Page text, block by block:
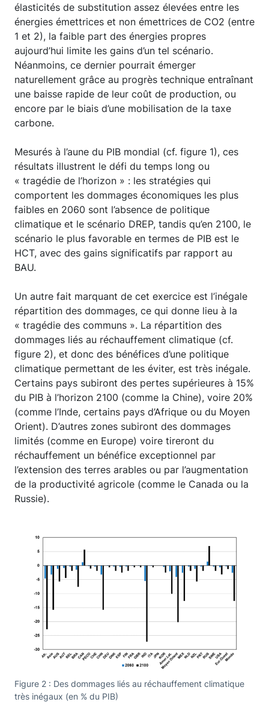
élasticités de substitution assez élevées entre les
énergies émettrices et non émettrices de CO2 (entre
1 et 2), la faible part des énergies propres
aujourd’hui limite les gains d’un tel scénario.
Néanmoins, ce dernier pourrait émerger
naturellement grâce au progrès technique entraînant
une baisse rapide de leur coût de production, ou
encore par le biais d’une mobilisation de la taxe
carbone.
Mesurés à l’aune du PIB mondial (cf. figure 1), ces
résultats illustrent le défi du temps long ou
« tragédie de l’horizon » : les stratégies qui
comportent les dommages économiques les plus
faibles en 2060 sont l’absence de politique
climatique et le scénario DREP, tandis qu’en 2100, le
scénario le plus favorable en termes de PIB est le
HCT, avec des gains significatifs par rapport au
BAU.
Un autre fait marquant de cet exercice est l’inégale
répartition des dommages, ce qui donne lieu à la
« tragédie des communs ». La répartition des
dommages liés au réchauffement climatique (cf.
figure 2), et donc des bénéfices d’une politique
climatique permettant de les éviter, est très inégale.
Certains pays subiront des pertes supérieures à 15%
du PIB à l’horizon 2100 (comme la Chine), voire 20%
(comme l’Inde, certains pays d’Afrique ou du Moyen
Orient). D’autres zones subiront des dommages
limités (comme en Europe) voire tireront du
réchauffement un bénéfice exceptionnel par
l’extension des terres arables ou par l’augmentation
de la productivité agricole (comme le Canada ou la
Russie).
Figure 2 : Des dommages liés au réchauffement climatique
très inégaux (en % du PIB)